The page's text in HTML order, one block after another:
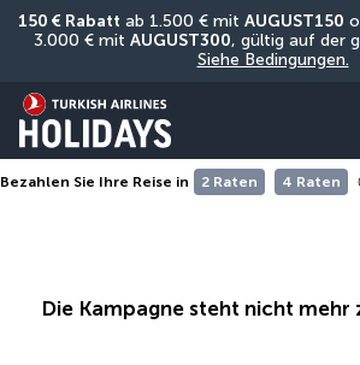
150 € Rabatt ab 1.500 € mit AUGUST150
3.000 € mit AUGUST300
Siehe Bedingungen.
Bezahlen Sie Ihre Reise in 2 Raten 4 Raten
Die Kampagne steht nicht mehr